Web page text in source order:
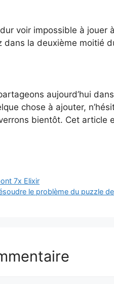
voir impossible à jouer
dans la deuxième moitié
aujourd’hui
chose à ajouter,
bientôt. Cet article
7x Elixir
le problème du puzzle